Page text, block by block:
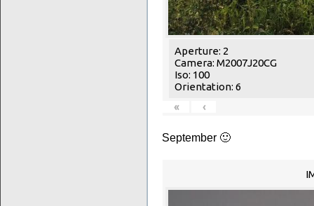
Aperture: 2
Camera: M2007J20CG
Iso: 100
Orientation: 6
«
‹
September 🙂